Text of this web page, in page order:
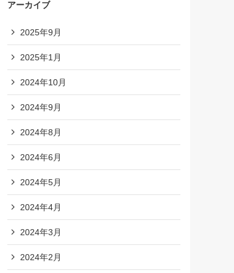
アーカイブ
2025年9月
2025年1月
2024年10月
2024年9月
2024年8月
2024年6月
2024年5月
2024年4月
2024年3月
2024年2月